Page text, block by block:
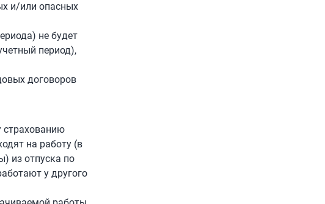
и/или опасных
не будет
период),
договоров
страхованию
на работу (в
из отпуска по
у другого